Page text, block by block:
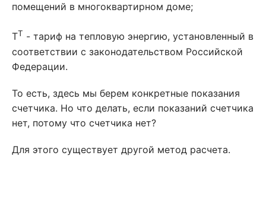
помещений в многоквартирном доме;
TT - тариф на тепловую энергию, установленный в
соответствии с законодательством Российской
Федерации.
То есть, здесь мы берем конкретные показания
счетчика. Но что делать, если показаний счетчика
нет, потому что счетчика нет?
Для этого существует другой метод расчета.